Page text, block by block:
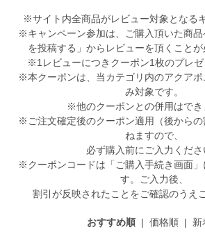
※サイト内全商品がレビュー対象となる
※キャンペーン参加は、ご購入頂いた商
を投稿する」からレビューを頂くことが
※1レビューにつきクーポン1枚のプレゼ
※本クーポンは、当カテゴリ内のアクア
み対象です。
※他のクーポンとの併用はでき
※ご注文確定後のクーポン適用（後から
ねますので、
必ず購入前にご入力くださ
※クーポンコードは「ご購入手続き画面」
す。ご入力後、
割引が反映されたことをご確認のうえ
おすすめ順| 価格順| 新